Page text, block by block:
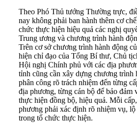
Theo Phó Thủ tướng Thường trực,
nay không phải ban hành thêm cơ
chức thực hiện hiệu quả các nghị
Trung ương và chương trình hành
Trên cơ sở chương trình hành động
hiện chỉ đạo của Tổng Bí thư, Chủ
Hội nghị Chính phủ với các địa
tỉnh cũng cần xây dựng chương trình
phân công rõ trách nhiệm đến từng
địa phương, từng cán bộ để bảo đảm
thực hiện đồng bộ, hiệu quả. Mỗi
phương phải xác định rõ nhiệm vụ,
trong tổ chức thực hiện.